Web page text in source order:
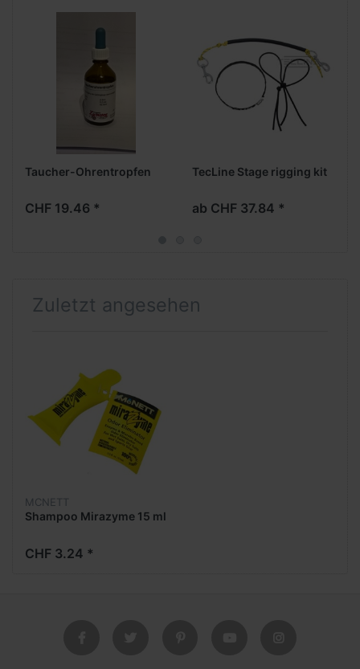
Taucher-Ohrentropfen
CHF 19.46 *
TecLine Stage rigging kit
ab CHF 37.84 *
Zuletzt angesehen
MCNETT
Shampoo Mirazyme 15 ml
CHF 3.24 *